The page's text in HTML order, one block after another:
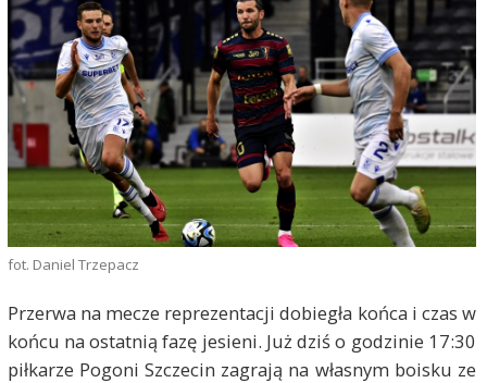
fot. Daniel Trzepacz
Przerwa na mecze reprezentacji dobiegła końca i czas w
końcu na ostatnią fazę jesieni. Już dziś o godzinie 17:30
piłkarze Pogoni Szczecin zagrają na własnym boisku ze